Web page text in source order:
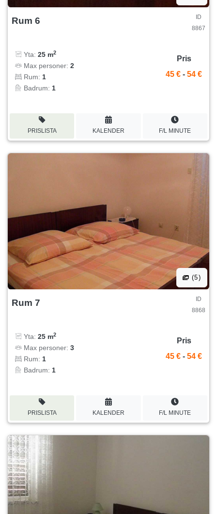
Rum 6
ID
8867
Yta: 25 m2
Max personer: 2
Rum: 1
Badrum: 1
Pris
45 € - 54 €
PRISLISTA KALENDER F/L MINUTE
(5)
Rum 7
ID
8868
Yta: 25 m2
Max personer: 3
Rum: 1
Badrum: 1
Pris
45 € - 54 €
PRISLISTA KALENDER F/L MINUTE